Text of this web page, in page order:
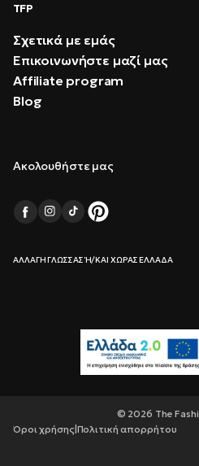
TFP
Σχετικά με εμάς
Επικοινωνήστε μαζί μας
Affiliate program
Blog
Ακολουθήστε μας
ΑΛΛΑΓΉ ΓΛΏΣΣΑΣ Ή/ΚΑΙ ΧΏΡΑΣ ΕΛΛΆΔΑ
© 2026 The
Όροι χρήσης|Πολιτική απορρήτου